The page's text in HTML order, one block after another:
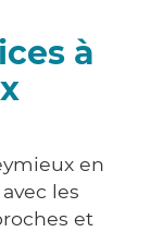
à
en
les
et